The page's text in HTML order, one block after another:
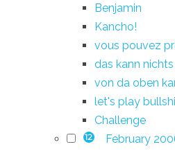
Benjamin
Kancho!
vous pouvez
das kann
von da oben
let's play
Challenge
12 February